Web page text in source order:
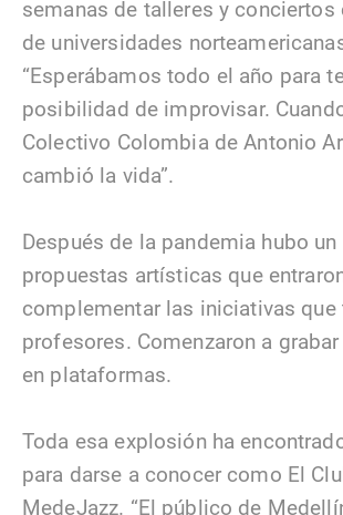
semanas de talleres y conciertos
de universidades
“Esperábamos todo el año para
posibilidad de improvisar.
Colectivo Colombia de Antonio
cambió la vida”.
Después de la pandemia hubo un
propuestas artísticas que
complementar las iniciativas que
profesores. Comenzaron a
en plataformas.
Toda esa explosión ha
para darse a conocer como El
MedeJazz. “El público de